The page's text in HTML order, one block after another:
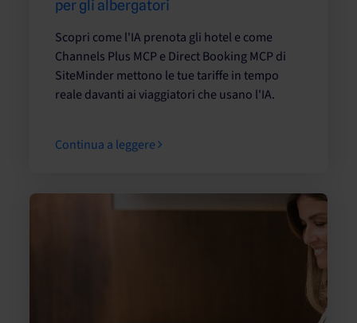
per gli albergatori
Scopri come l'IA prenota gli hotel e come
Channels Plus MCP e Direct Booking MCP di
SiteMinder mettono le tue tariffe in tempo
reale davanti ai viaggiatori che usano l'IA.
Continua a leggere